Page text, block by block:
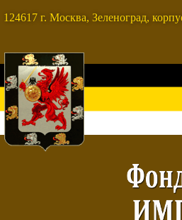
124617 г. Москва, Зеленоград,